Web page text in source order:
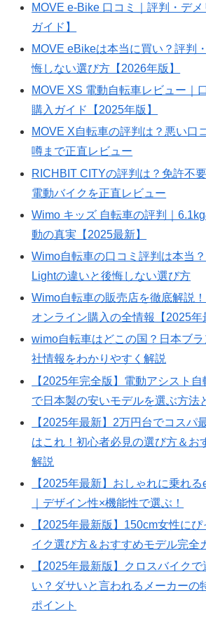
MOVE e-Bike 口コミ｜評判・デ
ガイド】
MOVE eBikeは本当に買い？評判
悔しない選び方【2026年版】
MOVE XS 電動自転車レビュー｜
購入ガイド【2025年版】
MOVE X自転車の評判は？悪い口
噂まで正直レビュー
RICHBIT CITYの評判は？免許不
電動バイクを正直レビュー
Wimo キッズ 自転車の評判｜
動の真実【2025最新】
Wimo自転車の口コミ評判は本当
Lightの違いと後悔しない選び方
Wimo自転車の販売店を徹底解説
オンライン購入の全情報【2025年
wimo自転車はどこの国？日本ブ
社情報をわかりやすく解説
【2025年完全版】電動アシスト
で日本製の安いモデルを選ぶ方法
【2025年最新】2万円台でコスパ
はこれ！初心者必見の選び方＆お
解説
【2025年最新】おしゃれに乗れ
｜デザイン性×機能性で選ぶ！
【2025年最新版】150cm女性に
イク選び方＆おすすめモデル完全
【2025年最新版】クロスバイク
い？ダサいと言われるメーカーの
ポイント